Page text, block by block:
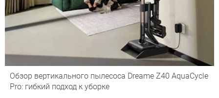
Обзор вертикального пылесоса Dreame Z40 AquaCycle
Pro: гибкий подход к уборке